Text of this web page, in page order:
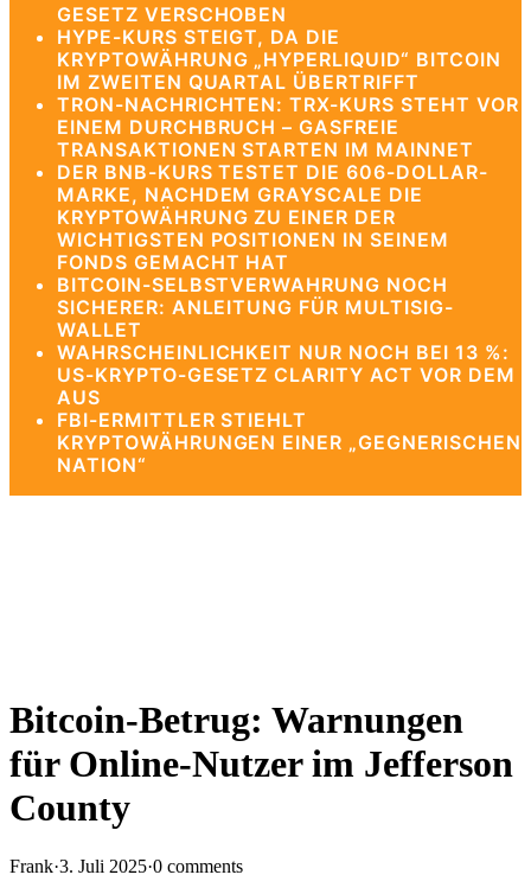
GESETZ VERSCHOBEN
HYPE-KURS STEIGT, DA DIE
KRYPTOWÄHRUNG „HYPERLIQUID“ BITCOIN
IM ZWEITEN QUARTAL ÜBERTRIFFT
TRON-NACHRICHTEN: TRX-KURS STEHT VOR
EINEM DURCHBRUCH – GASFREIE
TRANSAKTIONEN STARTEN IM MAINNET
DER BNB-KURS TESTET DIE 606-DOLLAR-
MARKE, NACHDEM GRAYSCALE DIE
KRYPTOWÄHRUNG ZU EINER DER
WICHTIGSTEN POSITIONEN IN SEINEM
FONDS GEMACHT HAT
BITCOIN-SELBSTVERWAHRUNG NOCH
SICHERER: ANLEITUNG FÜR MULTISIG-
WALLET
WAHRSCHEINLICHKEIT NUR NOCH BEI 13 %:
US-KRYPTO-GESETZ CLARITY ACT VOR DEM
AUS
FBI-ERMITTLER STIEHLT
KRYPTOWÄHRUNGEN EINER „GEGNERISCHEN
NATION“
Bitcoin-Betrug: Warnungen
für Online-Nutzer im Jefferson
County
Frank·3. Juli 2025·0 comments